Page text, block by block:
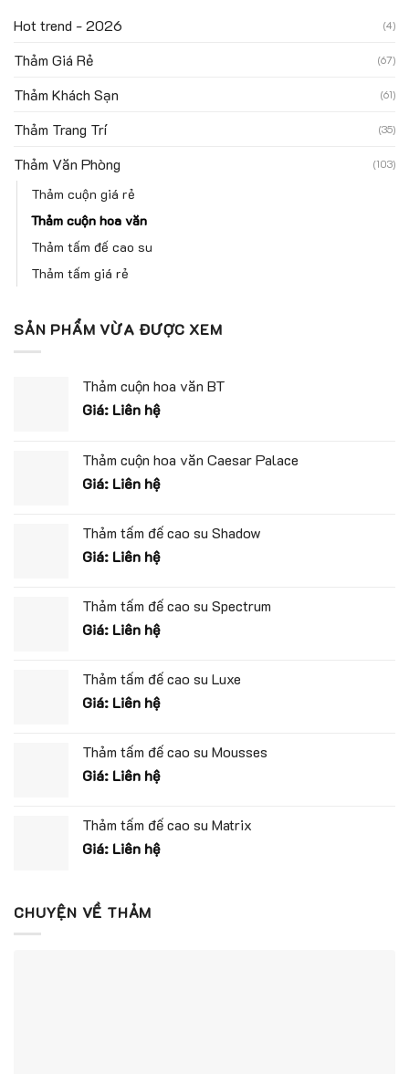
Hot trend - 2026 (4)
Thảm Giá Rẻ (67)
Thảm Khách Sạn (61)
Thảm Trang Trí (35)
Thảm Văn Phòng (103)
Thảm cuộn giá rẻ
Thảm cuộn hoa văn
Thảm tấm đế cao su
Thảm tấm giá rẻ
SẢN PHẨM VỪA ĐƯỢC XEM
Thảm cuộn hoa văn BT
Giá: Liên hệ
Thảm cuộn hoa văn Caesar Palace
Giá: Liên hệ
Thảm tấm đế cao su Shadow
Giá: Liên hệ
Thảm tấm đế cao su Spectrum
Giá: Liên hệ
Thảm tấm đế cao su Luxe
Giá: Liên hệ
Thảm tấm đế cao su Mousses
Giá: Liên hệ
Thảm tấm đế cao su Matrix
Giá: Liên hệ
CHUYỆN VỀ THẢM